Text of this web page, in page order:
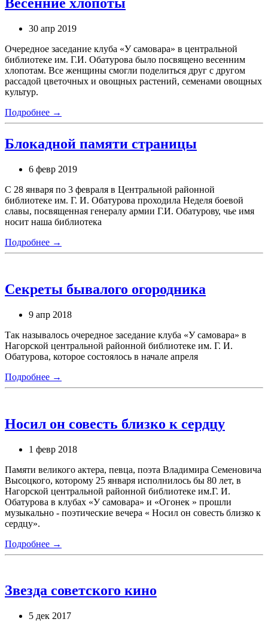
Весенние хлопоты
30 апр 2019
Очередное заседание клуба «У самовара» в центральной
библиотеке им. Г.И. Обатурова было посвящено весенним
хлопотам. Все женщины смогли поделиться друг с другом
рассадой цветочных и овощных растений, семенами овощных
культур.
Подробнее →
Блокадной памяти страницы
6 февр 2019
С 28 января по 3 февраля в Центральной районной
библиотеке им. Г. И. Обатурова проходила Неделя боевой
славы, посвященная генералу армии Г.И. Обатурову, чье имя
носит наша библиотека
Подробнее →
Секреты бывалого огородника
9 апр 2018
Так называлось очередное заседание клуба «У самовара» в
Нагорской центральной районной библиотеке им. Г. И.
Обатурова, которое состоялось в начале апреля
Подробнее →
Носил он совесть близко к сердцу
1 февр 2018
Памяти великого актера, певца, поэта Владимира Семеновича
Высоцкого, которому 25 января исполнилось бы 80 лет, в
Нагорской центральной районной библиотеке им.Г. И.
Обатурова в клубах «У самовара» и «Огонек » прошли
музыкально - поэтические вечера « Носил он совесть близко к
сердцу».
Подробнее →
Звезда советского кино
5 дек 2017